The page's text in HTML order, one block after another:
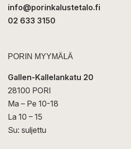
info@porinkalustetalo.fi
02 633 3150
PORIN MYYMÄLÄ
Gallen-Kallelankatu 20
28100 PORI
Ma – Pe 10-18
La 10 – 15
Su: suljettu